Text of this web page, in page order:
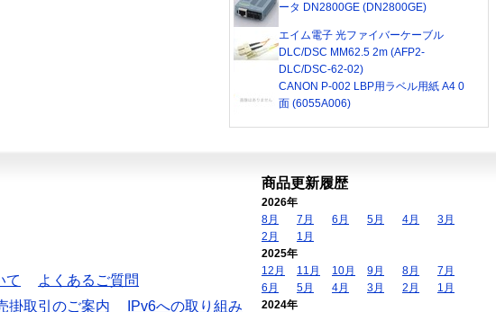
ータ DN2800GE (DN2800GE)
エイム電子 光ファイバーケーブル
DLC/DSC MM62.5 2m (AFP2-
DLC/DSC-62-02)
CANON P-002 LBP用ラベル用紙 A4 0
面 (6055A006)
て
よくあるご質問
掛取引のご案内
IPv6への取り組み
商品更新履歴
2026年
8月
7月 6月 5月 4月
3月
2月
1月
2025年
12月
11月 10月 9月 8月
7月
6月
5月 4月 3月 2月
1月
2024年